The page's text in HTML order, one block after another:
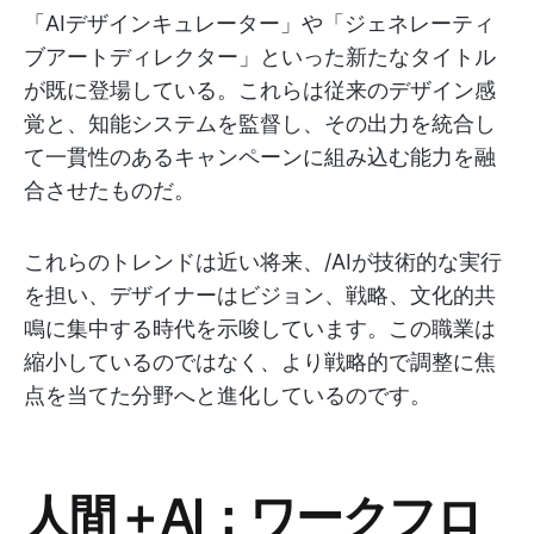
「AIデザインキュレーター」や「ジェネレーティ
ブアートディレクター」といった新たなタイトル
が既に登場している。これらは従来のデザイン感
覚と、知能システムを監督し、その出力を統合し
て一貫性のあるキャンペーンに組み込む能力を融
合させたものだ。
これらのトレンドは近い将来、/AIが技術的な実行
を担い、デザイナーはビジョン、戦略、文化的共
鳴に集中する時代を示唆しています。この職業は
縮小しているのではなく、より戦略的で調整に焦
点を当てた分野へと進化しているのです。
人間＋AI：ワークフロ